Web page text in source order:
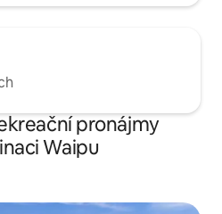
pronájmy
Waipu